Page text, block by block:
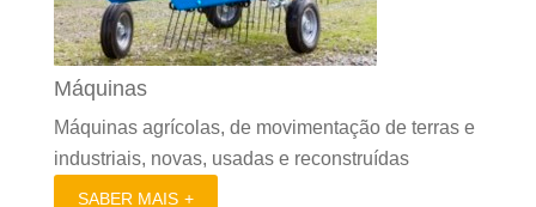
Máquinas
Máquinas agrícolas, de movimentação de terras e
industriais, novas, usadas e reconstruídas
SABER MAIS